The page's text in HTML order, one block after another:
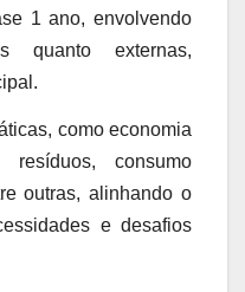
1 ano, envolvendo
quanto externas,
como economia
consumo
outras, alinhando o
e desafios